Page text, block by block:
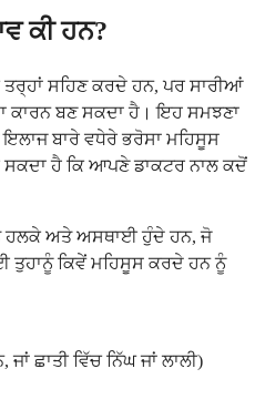
ਕੀ ਹਨ?
ਸਹਿਣ ਕਰਦੇ ਹਨ, ਪਰ ਸਾਰੀਆਂ
ਕਾਰਨ ਬਣ ਸਕਦਾ ਹੈ। ਇਹ ਸਮਝਣਾ
ਬਾਰੇ ਵਧੇਰੇ ਭਰੋਸਾ ਮਹਿਸੂਸ
ਹੈ ਕਿ ਆਪਣੇ ਡਾਕਟਰ ਨਾਲ ਕਦੋਂ
ਹਲਕੇ ਅਤੇ ਅਸਥਾਈ ਹੁੰਦੇ ਹਨ, ਜੋ
ਕਿਵੇਂ ਮਹਿਸੂਸ ਕਰਦੇ ਹਨ ਨੂੰ
ਛਾਤੀ ਵਿੱਚ ਨਿੱਘ ਜਾਂ ਲਾਲੀ)